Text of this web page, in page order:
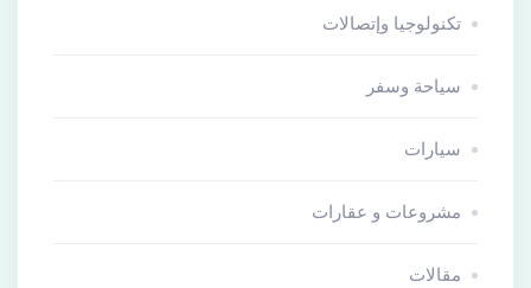
تكنولوجيا وإتصالات
سياحة وسفر
سيارات
مشروعات و عقارات
مقالات